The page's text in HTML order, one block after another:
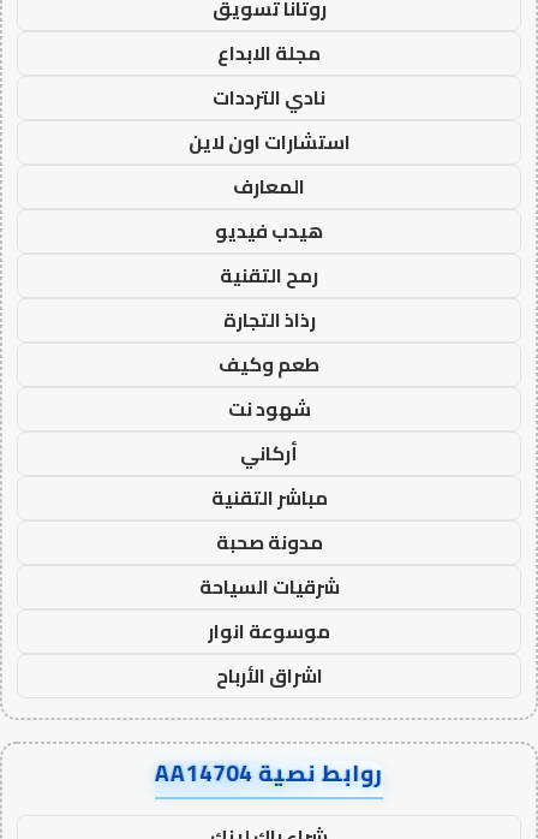
روتانا تسويق
مجلة الابداع
نادي الترددات
استشارات اون لاين
المعارف
هيدب فيديو
رمح التقنية
رذاذ التجارة
طعم وكيف
شهود نت
أركاني
مباشر التقنية
مدونة صحبة
شرقيات السياحة
موسوعة انوار
اشراق الأرباح
روابط نصية AA14704